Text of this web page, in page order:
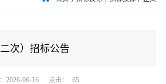
次）招标公告
2026-06-16 点击： 65